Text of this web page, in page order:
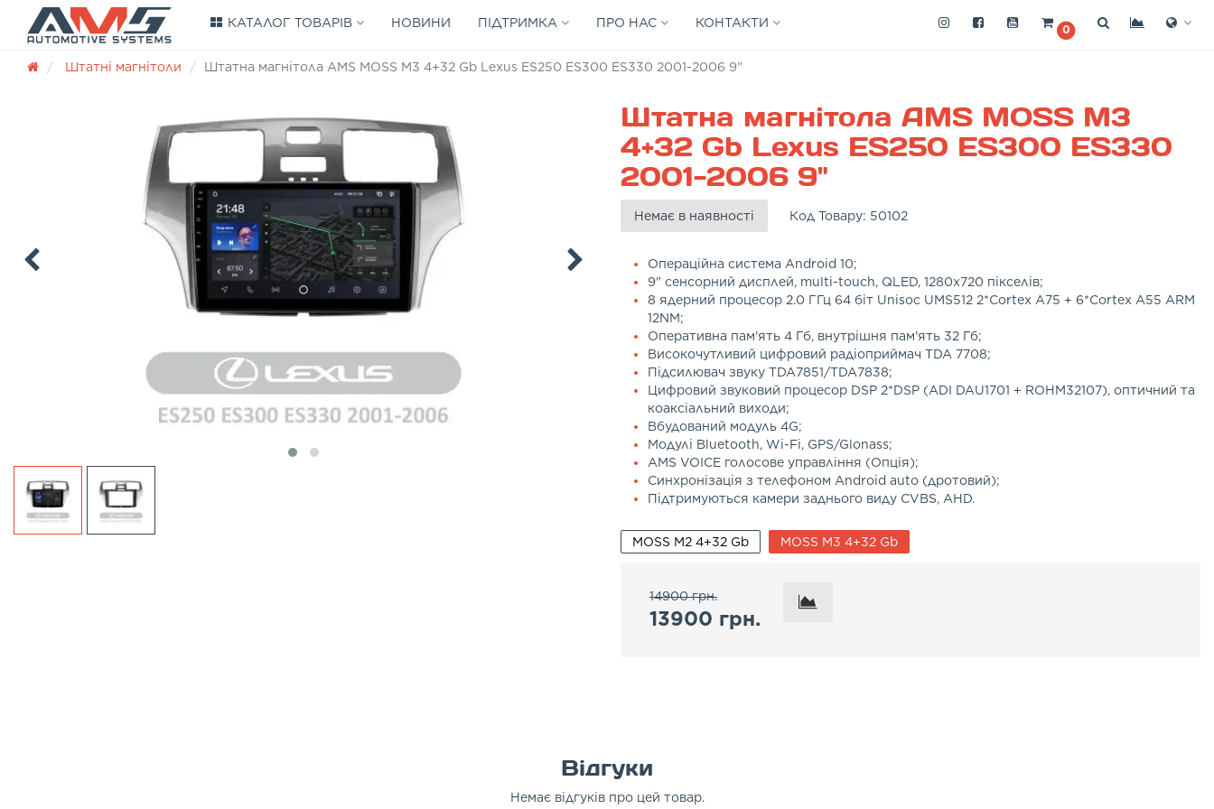
КАТАЛОГ ТОВАРІВ НОВИНИ ПІДТРИМКА ПРО НАС КОНТАКТИ 0
Штатні магнітоли Штатна магнітола AMS MOSS M3 4+32 Gb Lexus ES250 ES300 ES330 2001-2006 9"
Штатна магнітола AMS MOSS M3
4+32 Gb Lexus ES250 ES300 ES330
2001-2006 9"
Немає в наявності Код Товару: 50102
Операційна система Android 10;
9" сенсорний дисплей, multi-touch, QLED, 1280x720 пікселів;
8 ядерний процесор 2.0 ГГц 64 біт Unisoc UMS512 2*Cortex A75 + 6*Cortex A55 ARM
12NM;
Оперативна пам'ять 4 Гб, внутрішня пам'ять 32 Гб;
Високочутливий цифровий радіоприймач TDA 7708;
Підсилювач звуку TDA7851/TDA7838;
Цифровий звуковий процесор DSP 2*DSP (ADI DAU1701 + ROHM32107), оптичний та
коаксіальний виходи;
Вбудований модуль 4G;
Модулі Bluetooth, Wi-Fi, GPS/Glonass;
AMS VOICE голосове управління (Опція);
Синхронізація з телефоном Android auto (дротовий);
Підтримуються камери заднього виду CVBS, AHD.
MOSS M2 4+32 Gb MOSS M3 4+32 Gb
14900 грн.
13900 грн.
Відгуки
Немає відгуків про цей товар.